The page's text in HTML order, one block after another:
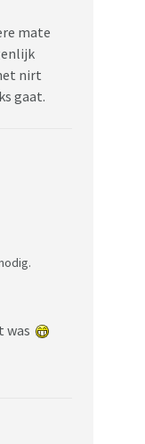
mate
nirt
gaat.
was